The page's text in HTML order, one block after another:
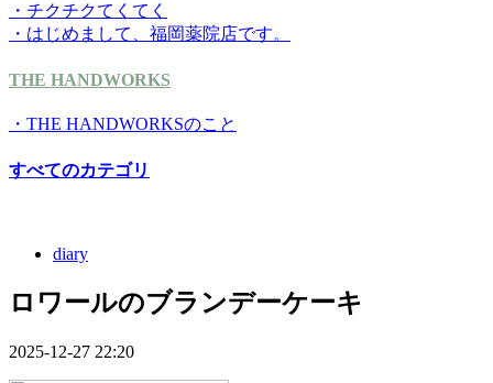
・チクチクてくてく
・はじめまして、福岡薬院店です。
THE HANDWORKS
・THE HANDWORKSのこと
すべてのカテゴリ
diary
ロワールのブランデーケーキ
2025-12-27 22:20